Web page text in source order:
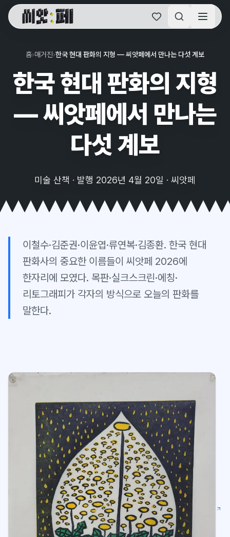
씨앗페 온라인 홈
홈›매거진›한국 현대 판화의 지형 — 씨앗페에서 만나는 다섯 계보
한국 현대 판화의 지형
— 씨앗페에서 만나는
다섯 계보
미술 산책 · 발행 2026년 4월 20일 · 씨앗페
이철수·김준권·이윤엽·류연복·김종환. 한국 현대
판화사의 중요한 이름들이 씨앗페 2026에
한자리에 모였다. 목판·실크스크린·에칭·
리토그래피가 각자의 방식으로 오늘의 판화를
말한다.